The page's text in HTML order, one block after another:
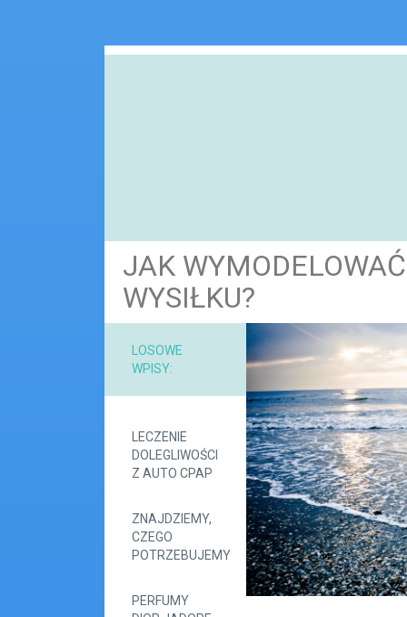
JAK
WYSIŁKU?
LOSOWE
WPISY:
LECZENIE
DOLEGLIWOŚCI
Z AUTO CPAP
ZNAJDZIEMY,
CZEGO
POTRZEBUJEMY
PERFUMY